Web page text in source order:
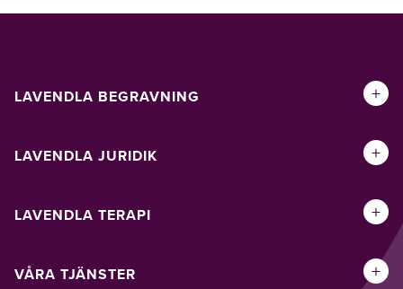
LAVENDLA BEGRAVNING +
LAVENDLA JURIDIK +
LAVENDLA TERAPI +
VÅRA TJÄNSTER +